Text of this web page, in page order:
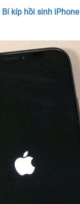
Bí kíp hồi sinh